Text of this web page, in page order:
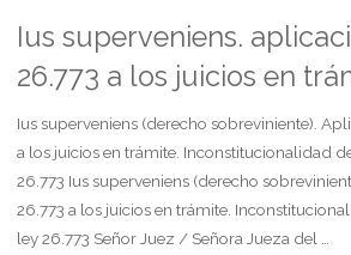
de
audiencia
art.
Ius superveniens.
26.773 a los juicios en
Ius superveniens (derecho sobreviniente).
a los juicios en trámite. Inconstitucionalidad
26.773 Ius superveniens (derecho
26.773 a los juicios en trámite.
ley 26.773 Señor Juez / Señora Jueza del …